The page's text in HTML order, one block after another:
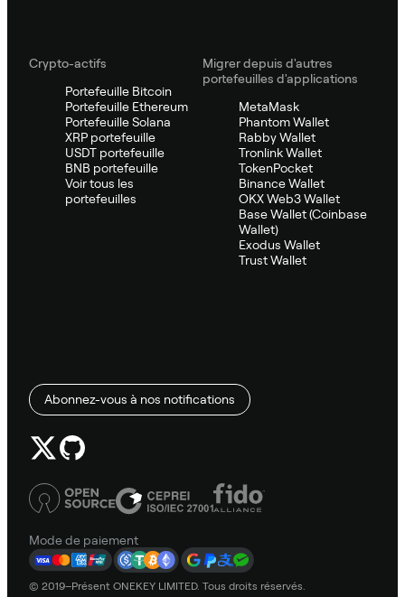
Crypto-actifs
Portefeuille Bitcoin
Portefeuille Ethereum
Portefeuille Solana
XRP portefeuille
USDT portefeuille
BNB portefeuille
Voir tous les
portefeuilles
Migrer depuis d'autres
portefeuilles d'applications
MetaMask
Phantom Wallet
Rabby Wallet
Tronlink Wallet
TokenPocket
Binance Wallet
OKX Web3 Wallet
Base Wallet (Coinbase
Wallet)
Exodus Wallet
Trust Wallet
Abonnez-vous à nos notifications
Mode de paiement
© 2019–Présent ONEKEY LIMITED. Tous droits réservés.